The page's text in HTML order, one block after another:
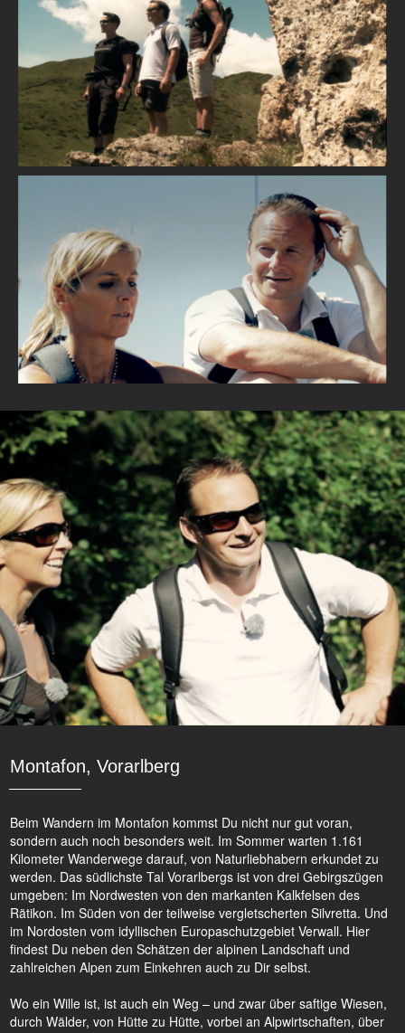
Montafon, Vorarlberg
Beim Wandern im Montafon kommst Du nicht nur gut voran,
sondern auch noch besonders weit. Im Sommer warten 1.161
Kilometer Wanderwege darauf, von Naturliebhabern erkundet zu
werden. Das südlichste Tal Vorarlbergs ist von drei Gebirgszügen
umgeben: Im Nordwesten von den markanten Kalkfelsen des
Rätikon. Im Süden von der teilweise vergletscherten Silvretta. Und
im Nordosten vom idyllischen Europaschutzgebiet Verwall. Hier
findest Du neben den Schätzen der alpinen Landschaft und
zahlreichen Alpen zum Einkehren auch zu Dir selbst.
Wo ein Wille ist, ist auch ein Weg – und zwar über saftige Wiesen,
durch Wälder, von Hütte zu Hütte, vorbei an Alpwirtschaften, über